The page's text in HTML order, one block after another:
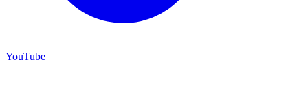
YouTube